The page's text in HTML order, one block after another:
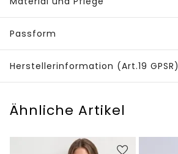
Passform
Herstellerinformation (Art.19 GPSR)
Ähnliche Artikel